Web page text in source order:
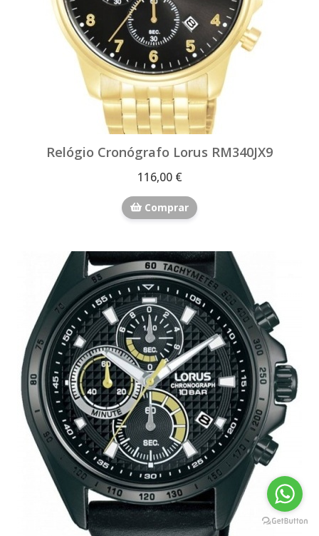
Relógio Cronógrafo Lorus RM340JX9
116,00 €
Comprar